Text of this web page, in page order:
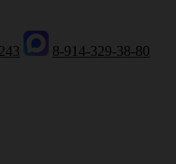
8-914-329-38-80